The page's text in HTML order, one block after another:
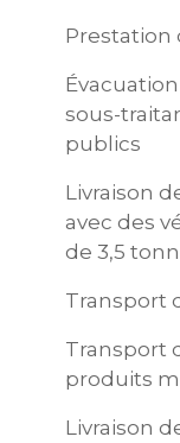
sous-
publics
Livraison
avec des
de 3,5
Transport
Transport
produits
Livraison